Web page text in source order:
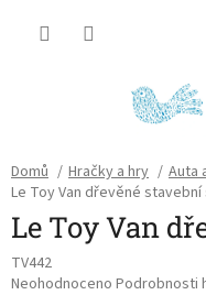
Domů / Hračky a hry / Auta
Le Toy Van dřevěné
Le Toy Van
TV442
Průměrné
Neohodnoceno Podrobnosti